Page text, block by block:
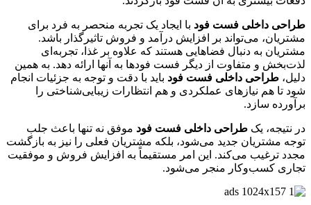
طراحی داخلی فست فود با ایجاد یک تجربه منحصر به فرد برای
مشتریان، می‌تواند بر افزایش درآمد و فروش تاثیرگذار باشد.
مشتریان به دنبال فضاهایی هستند که علاوه بر غذا، تجربه‌ای
لذت‌بخش و متفاوت از دیگر فست فودها به آنها ارائه دهد. به همین
دلیل، طراحی داخلی فست فود باید با دقت و توجه به جزئیات انجام
شود تا هم نیازهای عملکردی و هم انتظارات زیبایی‌شناختی را
برآورده سازد.
در نتیجه، یک طراحی داخلی فست فود موفق نه تنها باعث جلب
توجه مشتریان جدید می‌شود، بلکه مشتریان فعلی را نیز به بازگشت
مجدد ترغیب می‌کند. این امر مستقیماً به افزایش فروش و موفقیت
تجاری کسب‌وکار منجر می‌شود.